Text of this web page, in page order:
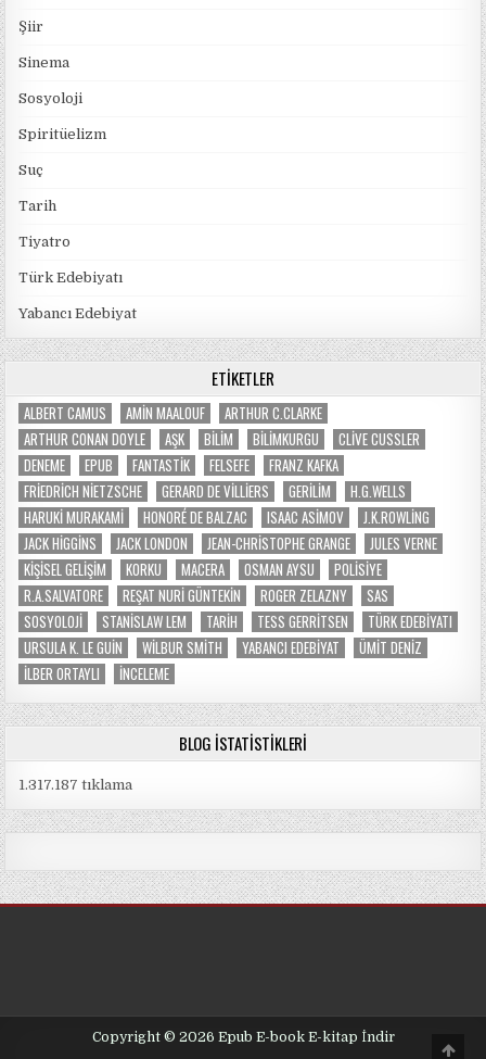
Şiir
Sinema
Sosyoloji
Spiritüelizm
Suç
Tarih
Tiyatro
Türk Edebiyatı
Yabancı Edebiyat
ETIKETLER
ALBERT CAMUS AMIN MAALOUF
ARTHUR C.CLARKE
ARTHUR CONAN DOYLE
AŞK BILIM BILIMKURGU
CLIVE CUSSLER
DENEME
EPUB FANTASTIK FELSEFE
FRANZ KAFKA
FRIEDRICH NIETZSCHE
GERARD DE VILLIERS GERILIM
H.G.WELLS
HARUKI MURAKAMI
HONORÉ DE BALZAC ISAAC ASIMOV
J.K.ROWLING
JACK HIGGINS
JACK LONDON JEAN-CHRISTOPHE GRANGE
JULES VERNE
KIŞISEL GELIŞIM
KORKU MACERA OSMAN AYSU
POLISIYE
R.A.SALVATORE
REŞAT NURI GÜNTEKIN ROGER ZELAZNY
SAS
SOSYOLOJI
STANISLAW LEM TARIH TESS GERRITSEN
TÜRK EDEBIYATI
URSULA K. LE GUIN
WILBUR SMITH YABANCI EDEBIYAT
ÜMIT DENIZ
İLBER ORTAYLI
İNCELEME
BLOG İSTATISTIKLERI
1.317.187 tıklama
Copyright © 2026 Epub E-book E-kitap İndir